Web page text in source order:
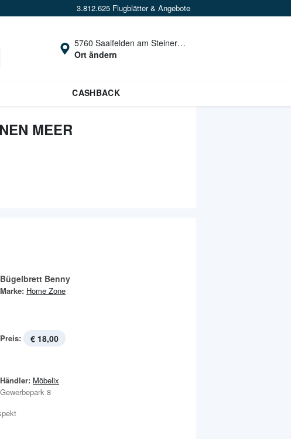
3.812.625 Flugblätter & Angebote
5760 Saalfelden am Steinernen Meer
Ort ändern
CASHBACK
MEER
Bügelbrett Benny
Marke: Home Zone
Preis: € 18,00
Händler: Möbelix
Gewerbepark 8